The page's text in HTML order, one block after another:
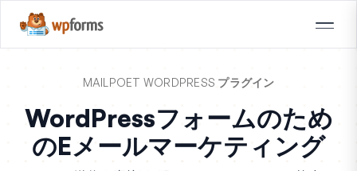
MAILPOET WORDPRESS プラグイン
WordPressフォームのため
のEメールマーケティング